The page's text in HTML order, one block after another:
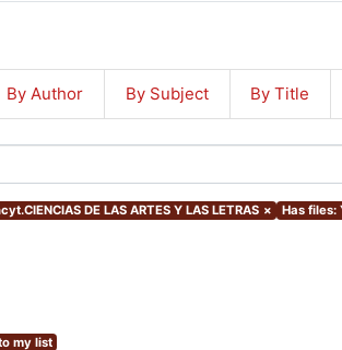
By Author By Subject By Title
DE LAS ARTES Y LAS LETRAS × Has files:
my list